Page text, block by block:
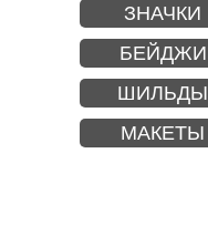
ЗНАЧКИ
ШИЛЬДЫ
БЕЙДЖИ
МАКЕТЫ